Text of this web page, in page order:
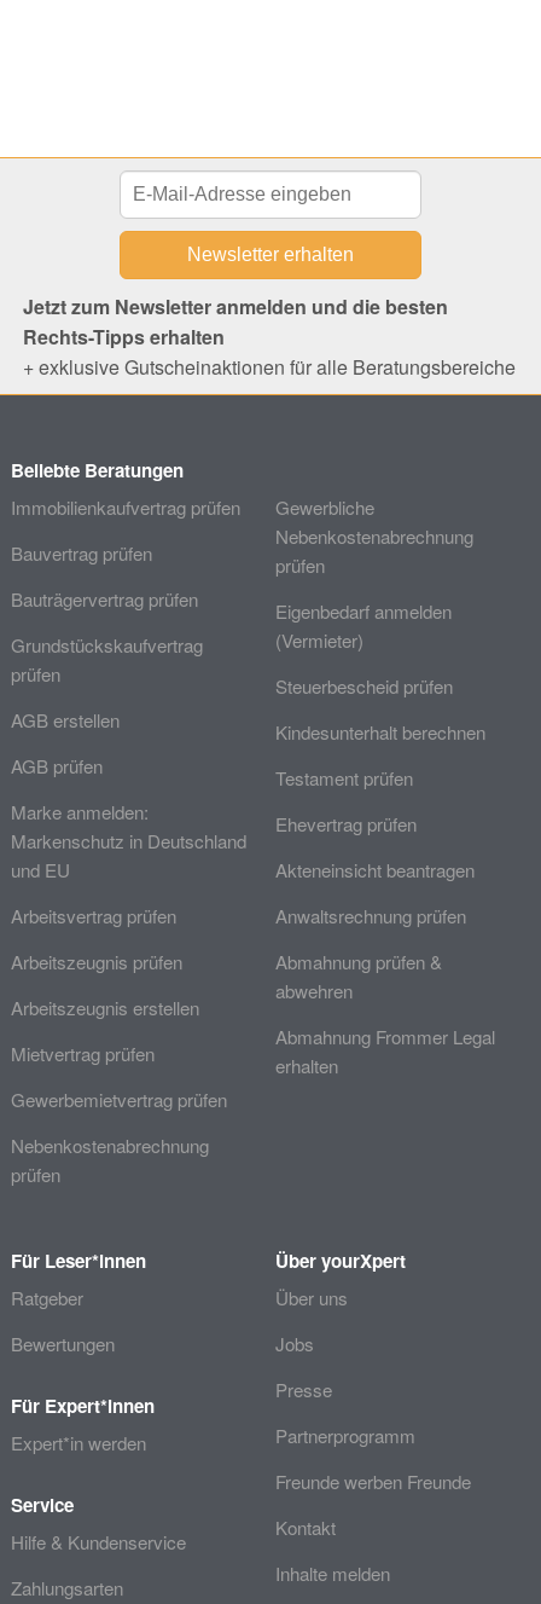
Jetzt zum Newsletter anmelden und die besten
Rechts-Tipps erhalten
+ exklusive Gutscheinaktionen für alle Beratungsbereiche
Beliebte Beratungen
Immobilienkaufvertrag prüfen
Bauvertrag prüfen
Bauträgervertrag prüfen
Grundstückskaufvertrag
prüfen
AGB erstellen
AGB prüfen
Marke anmelden:
Markenschutz in Deutschland
und EU
Arbeitsvertrag prüfen
Arbeitszeugnis prüfen
Arbeitszeugnis erstellen
Mietvertrag prüfen
Gewerbemietvertrag prüfen
Nebenkostenabrechnung
prüfen
Gewerbliche
Nebenkostenabrechnung
prüfen
Eigenbedarf anmelden
(Vermieter)
Steuerbescheid prüfen
Kindesunterhalt berechnen
Testament prüfen
Ehevertrag prüfen
Akteneinsicht beantragen
Anwaltsrechnung prüfen
Abmahnung prüfen &
abwehren
Abmahnung Frommer Legal
erhalten
Für Leser*innen
Ratgeber
Bewertungen
Für Expert*innen
Expert*in werden
Service
Hilfe & Kundenservice
Zahlungsarten
Über yourXpert
Über uns
Jobs
Presse
Partnerprogramm
Freunde werben Freunde
Kontakt
Inhalte melden